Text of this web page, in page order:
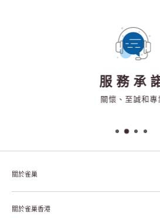
服務承
關懷、至誠和專
關於雀巢
雀巢集團起源於1866年的瑞士，目前是全
幸福生活」企業。雀巢的目標是「我們充分
關於雀巢香港